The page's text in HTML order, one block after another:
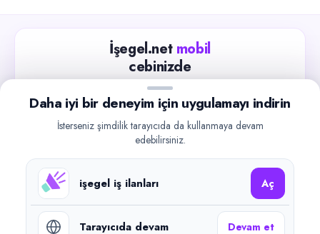
İşegel.net mobil
cebinizde
Güncel iş ilanlarını takip edin, işverenlerle hızlıca
iletişime geçin.
Google Play
©2026işegel.net. Tüm hakları saklıdır.
Daha iyi bir deneyim için uygulamayı indirin
İsterseniz şimdilik tarayıcıda da kullanmaya devam
edebilirsiniz.
işegel iş ilanları Aç
Tarayıcıda devam Devam et